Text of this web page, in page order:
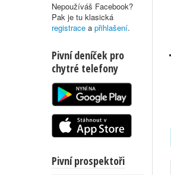
Nepoužíváš Facebook?
Pak je tu klasická
registrace a přihlašení.
Pivní deníček pro
chytré telefony
Pivní prospektoři